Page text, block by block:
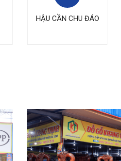
HẬU CẦN CHU ĐÁO